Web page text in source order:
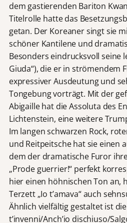
dem gastierenden Bariton
Titelrolle hatte das
getan. Der Koreaner singt sie
schöner Kantilene und
Besonders eindrucksvoll seine
Giuda“), die er in strömendem
expressiver Ausdeutung und
Tongebung vorträgt. Mit der
Abigaille hat die Assoluta des
Lichtenstein, eine weitere
Im langen schwarzen Rock,
und Reitpeitsche hat sie einen
dem der dramatische Furor
„Prode guerrier!“ perfekt
hier einen höhnischen Ton an,
Terzett „Io t’amava“ auch
Ähnlich vielfältig gestaltet ist
t’invenni/Anch’io dischiuso/